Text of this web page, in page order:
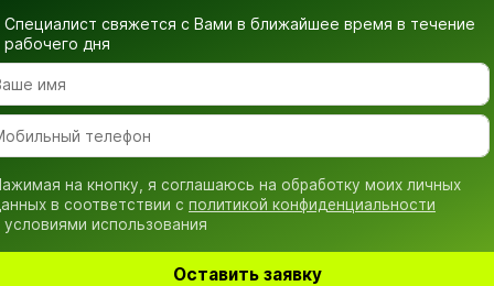
Специалист свяжется с Вами в ближайшее время в течение
рабочего дня
на кнопку, я соглашаюсь на обработку моих личных
в соответствии с политикой конфиденциальности
условиями использования
Оставить заявку